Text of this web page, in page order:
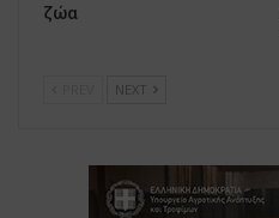
ζώα
NEXT